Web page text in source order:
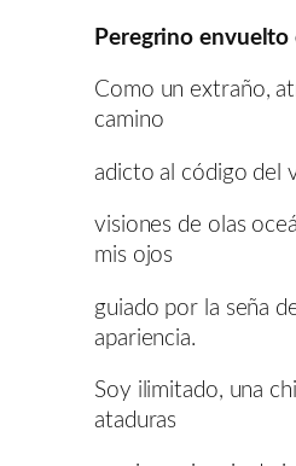
Peregrino envuelto
Como un extraño,
camino
adicto al código del
visiones de olas
mis ojos
guiado por la seña
apariencia.
Soy ilimitado, una
ataduras